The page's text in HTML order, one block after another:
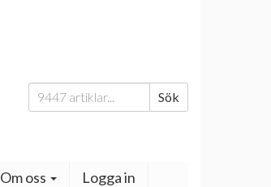
Sök
efter:
Sök
Om oss Logga in